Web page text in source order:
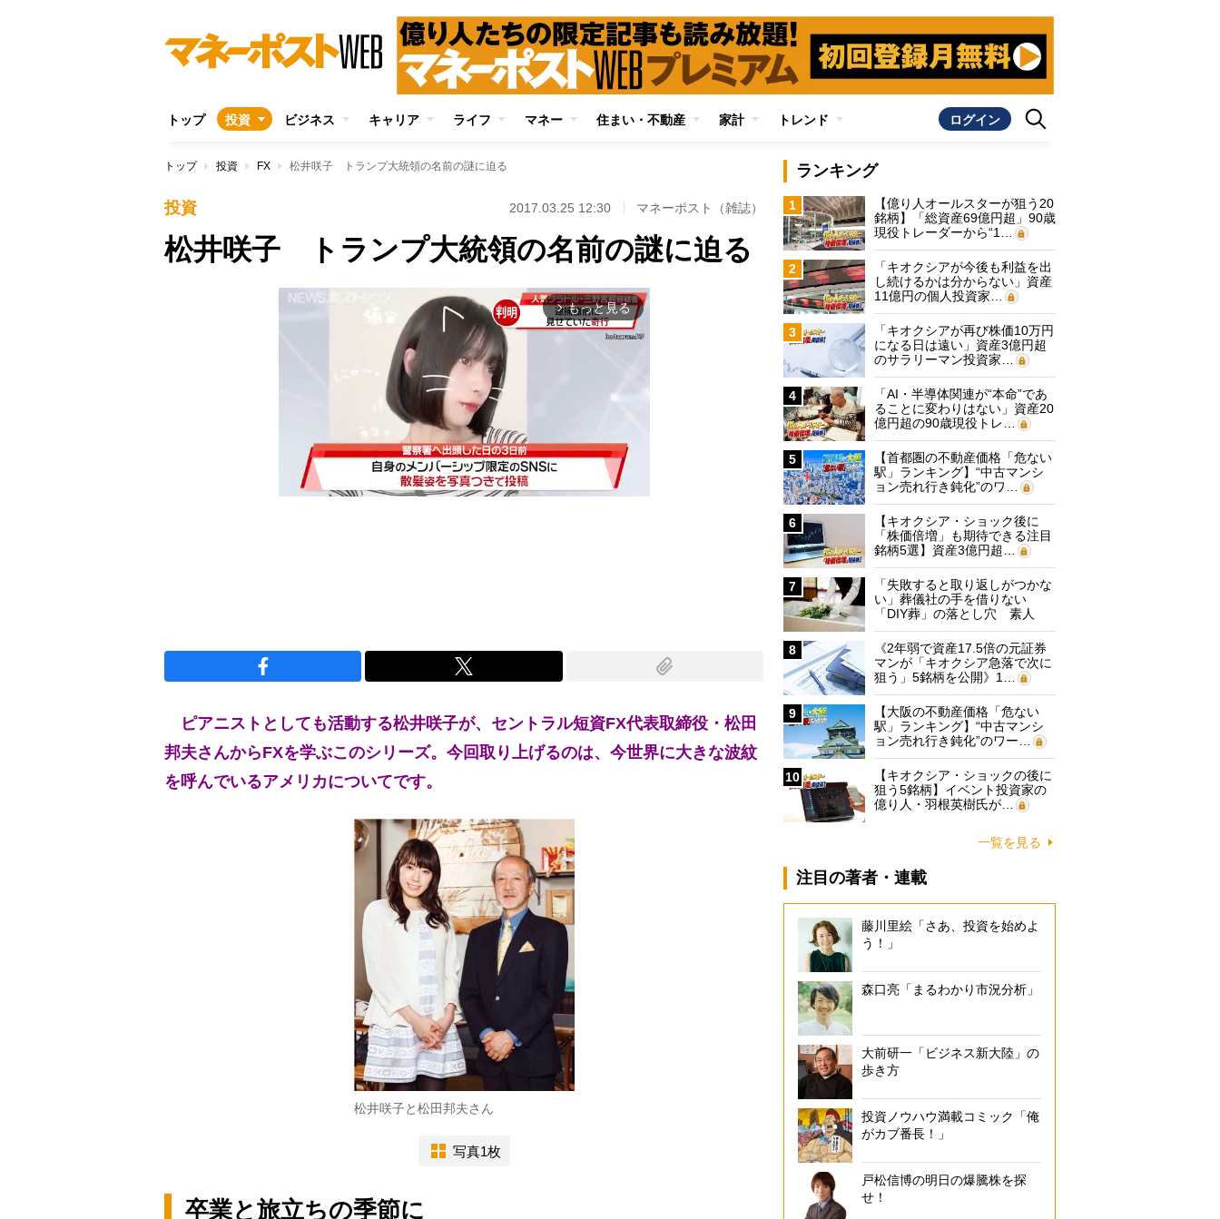
トップ 投資 ビジネス キャリア ライフ マネー 住まい・不動産 家計 トレンド ログイン
トップ 投資 FX 松井咲子 トランプ大統領の名前の謎に迫る
投資 2017.03.25 12:30 マネーポスト（雑誌）
松井咲子 トランプ大統領の名前の謎に迫る
arrow_forward_ios もっと見る
ピアニストとしても活動する松井咲子が、セントラル短資FX代表取締役・松田
邦夫さんからFXを学ぶこのシリーズ。今回取り上げるのは、今世界に大きな波紋
を呼んでいるアメリカについてです。
松井咲子と松田邦夫さん
写真1枚
卒業と旅立ちの季節に
ランキング
1
【億り人オールスターが狙う20
銘柄】「総資産69億円超」90歳
現役トレーダーから“1…
2
「キオクシアが今後も利益を出
し続けるかは分からない」資産
11億円の個人投資家…
3
「キオクシアが再び株価10万円
になる日は遠い」資産3億円超
のサラリーマン投資家…
4
「AI・半導体関連が“本命”であ
ることに変わりはない」資産20
億円超の90歳現役トレ…
5
【首都圏の不動産価格「危ない
駅」ランキング】“中古マンシ
ョン売れ行き鈍化”のワ…
6
【キオクシア・ショック後に
「株価倍増」も期待できる注目
銘柄5選】資産3億円超…
7
「失敗すると取り返しがつかな
い」葬儀社の手を借りない
「DIY葬」の落とし穴 素人
に…
8
《2年弱で資産17.5倍の元証券
マンが「キオクシア急落で次に
狙う」5銘柄を公開》1…
9
【大阪の不動産価格「危ない
駅」ランキング】“中古マンシ
ョン売れ行き鈍化”のワー…
10
【キオクシア・ショックの後に
狙う5銘柄】イベント投資家の
億り人・羽根英樹氏が…
一覧を見る
注目の著者・連載
藤川里絵「さあ、投資を始めよ
う！」
森口亮「まるわかり市況分析」
大前研一「ビジネス新大陸」の
歩き方
投資ノウハウ満載コミック「俺
がカブ番長！」
戸松信博の明日の爆騰株を探
せ！